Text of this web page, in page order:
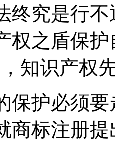
终究是行
权之盾保
知识产权
保护必须
商标注册